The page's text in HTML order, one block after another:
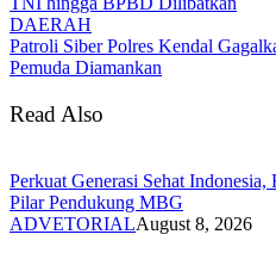
DAERAH
Patroli Siber Polres Kendal
Pemuda Diamankan
Read Also
Perkuat Generasi Sehat
Pilar Pendukung MBG
ADVETORIALAugust 8, 2026